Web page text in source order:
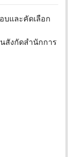
บและคัดเลือก
สังกัดสำนักการ